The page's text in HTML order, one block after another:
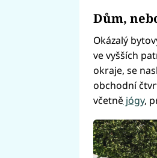
Dům,
Okázalý
ve vyšších
okraje, se
obchodní
včetnějógy,